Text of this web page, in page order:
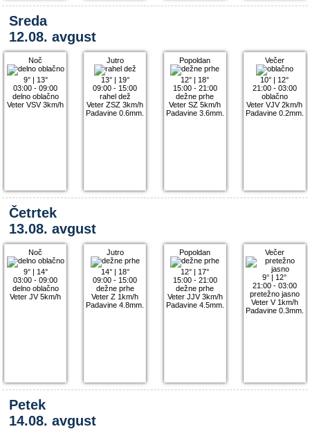
Sreda
12.08. avgust
Noč
9°| 13°
03:00 - 09:00
delno oblačno
Veter VSV 3km/h
Jutro
13°| 19°
09:00 - 15:00
rahel dež
Veter ZSZ 3km/h
Padavine 0.6mm.
Popoldan
12° | 18°
15:00 - 21:00
dežne prhe
Veter SZ 5km/h
Padavine 3.6mm.
Večer
10° | 12°
21:00 - 03:00
oblačno
Veter VJV 2km/h
Padavine 0.2mm.
Četrtek
13.08. avgust
Noč
9°| 14°
03:00 - 09:00
delno oblačno
Veter JV 5km/h
Jutro
14°| 18°
09:00 - 15:00
dežne prhe
Veter Z 1km/h
Padavine 4.8mm.
Popoldan
12° | 17°
15:00 - 21:00
dežne prhe
Veter JJV 3km/h
Padavine 4.5mm.
Večer
9° | 12°
21:00 - 03:00
pretežno jasno
Veter V 1km/h
Padavine 0.3mm.
Petek
14.08. avgust